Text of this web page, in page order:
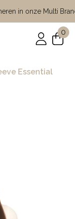
in onze Multi Brand
0
Essential